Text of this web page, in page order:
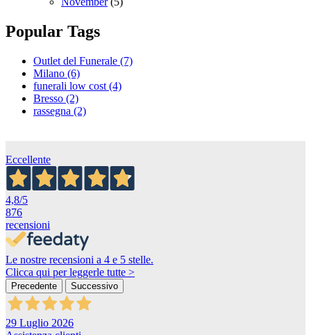
Popular Tags
Outlet del Funerale (7)
Milano (6)
funerali low cost (4)
Bresso (2)
rassegna (2)
Eccellente
4,8/5
876
recensioni
Le nostre recensioni a 4 e 5 stelle.
Clicca qui per leggerle tutte >
Precedente Successivo
29 Luglio 2026